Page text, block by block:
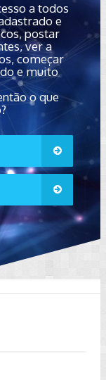
a todos
e
postar
ver a
começar
e muito
o que